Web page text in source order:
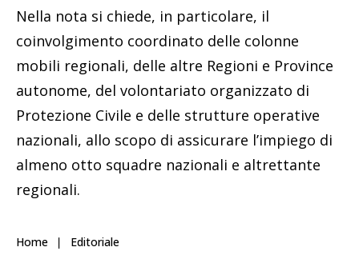
Nella nota si chiede, in particolare, il
coinvolgimento coordinato delle colonne
mobili regionali, delle altre Regioni e Province
autonome, del volontariato organizzato di
Protezione Civile e delle strutture operative
nazionali, allo scopo di assicurare l’impiego di
almeno otto squadre nazionali e altrettante
regionali.
Home Editoriale